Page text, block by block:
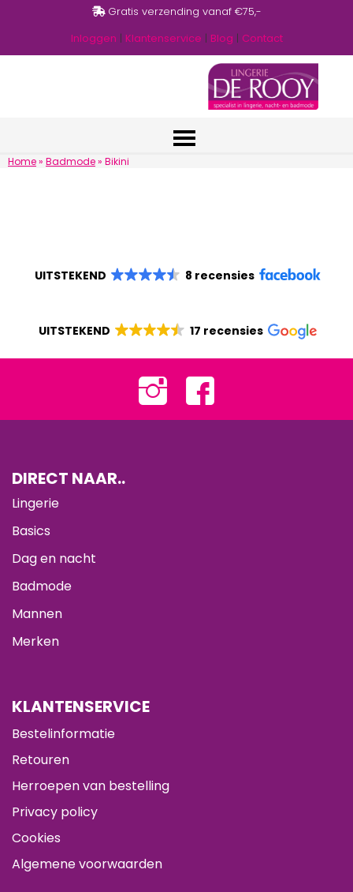
Gratis verzending vanaf €75,-
Inloggen | Klantenservice | Blog | Contact
Home» Badmode» Bikini
UITSTEKEND 8 recensies
UITSTEKEND 17 recensies
DIRECT NAAR..
Lingerie
Basics
Dag en nacht
Badmode
Mannen
Merken
KLANTENSERVICE
Bestelinformatie
Retouren
Herroepen van bestelling
Privacy policy
Cookies
Algemene voorwaarden